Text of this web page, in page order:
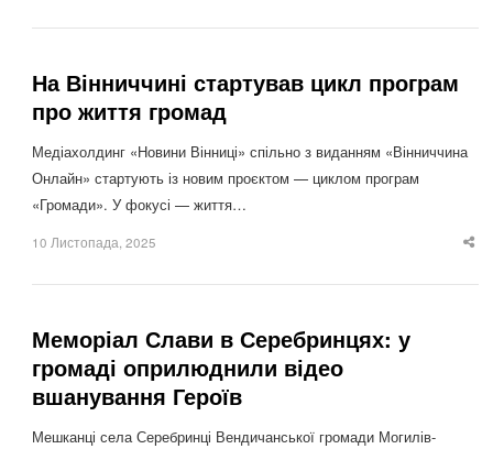
На Вінниччині стартував цикл програм
про життя громад
Медіахолдинг «Новини Вінниці» спільно з виданням «Вінниччина
Онлайн» стартують із новим проєктом — циклом програм
«Громади». У фокусі — життя…
10 Листопада, 2025
Меморіал Слави в Серебринцях: у
громаді оприлюднили відео
вшанування Героїв
Мешканці села Серебринці Вендичанської громади Могилів-